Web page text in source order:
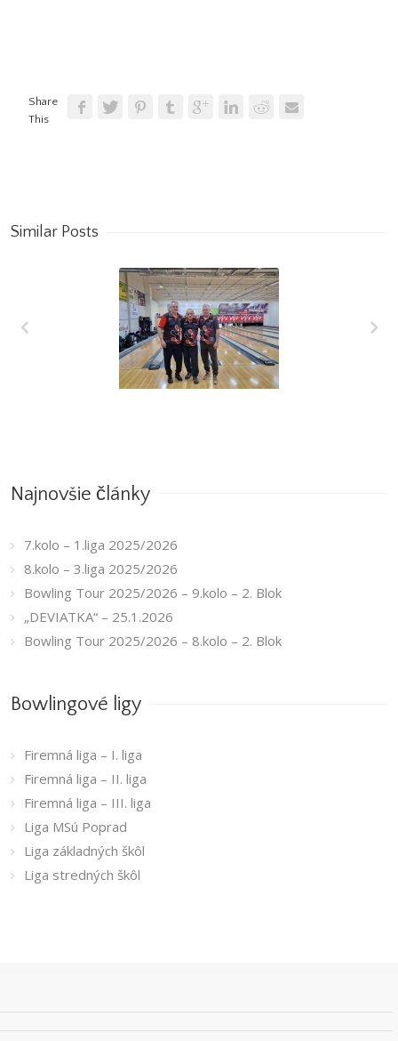
Share
This
Similar Posts
7.kolo – 1.liga
Najnovšie články
7.kolo – 1.liga 2025/2026
8.kolo – 3.liga 2025/2026
Bowling Tour 2025/2026 – 9.kolo – 2. Blok
„DEVIATKA“ – 25.1.2026
Bowling Tour 2025/2026 – 8.kolo – 2. Blok
Bowlingové ligy
Firemná liga – I. liga
Firemná liga – II. liga
Firemná liga – III. liga
Liga MSú Poprad
Liga základných škôl
Liga stredných škôl